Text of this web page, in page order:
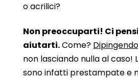
o acrilici?
Non preoccuparti! Ci
aiutarti.Come?
non lasciando nulla al caso!
sono infatti prestampate e